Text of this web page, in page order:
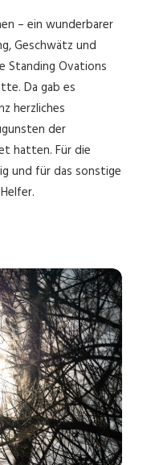
– ein wunderbarer
Geschwätz und
Standing Ovations
Da gab es
herzliches
der
hatten. Für die
und für das sonstige